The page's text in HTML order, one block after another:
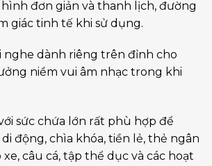
đơn giản và thanh lịch, đường
giác tinh tế khi sử dụng.
nghe dành riêng trên đỉnh cho
niềm vui âm nhạc trong khi
sức chứa lớn rất phù hợp để
động, chìa khóa, tiền lẻ, thẻ ngân
xe, câu cá, tập thể dục và các hoạt